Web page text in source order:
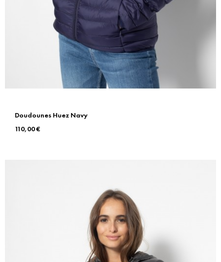
Doudounes Huez Navy
Prix
110,00 €